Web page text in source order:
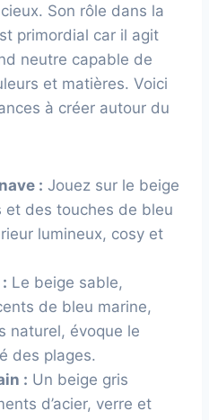
Son rôle dans la
primordial car il agit
neutre capable de
et matières. Voici
à créer autour du
: Jouez sur le beige
et des touches de bleu
lumineux, cosy et
Le beige sable,
de bleu marine,
naturel, évoque le
des plages.
: Un beige gris
d’acier, verre et